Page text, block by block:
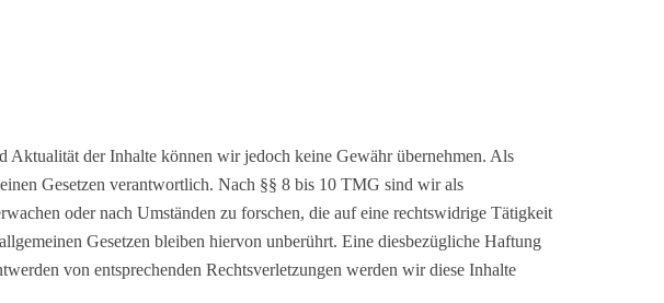
der Inhalte können wir jedoch keine Gewähr übernehmen. Als
Gesetzen verantwortlich. Nach §§ 8 bis 10 TMG sind wir als
oder nach Umständen zu forschen, die auf eine rechtswidrige Tätigkeit
Gesetzen bleiben hiervon unberührt. Eine diesbezügliche Haftung
von entsprechenden Rechtsverletzungen werden wir diese Inhalte